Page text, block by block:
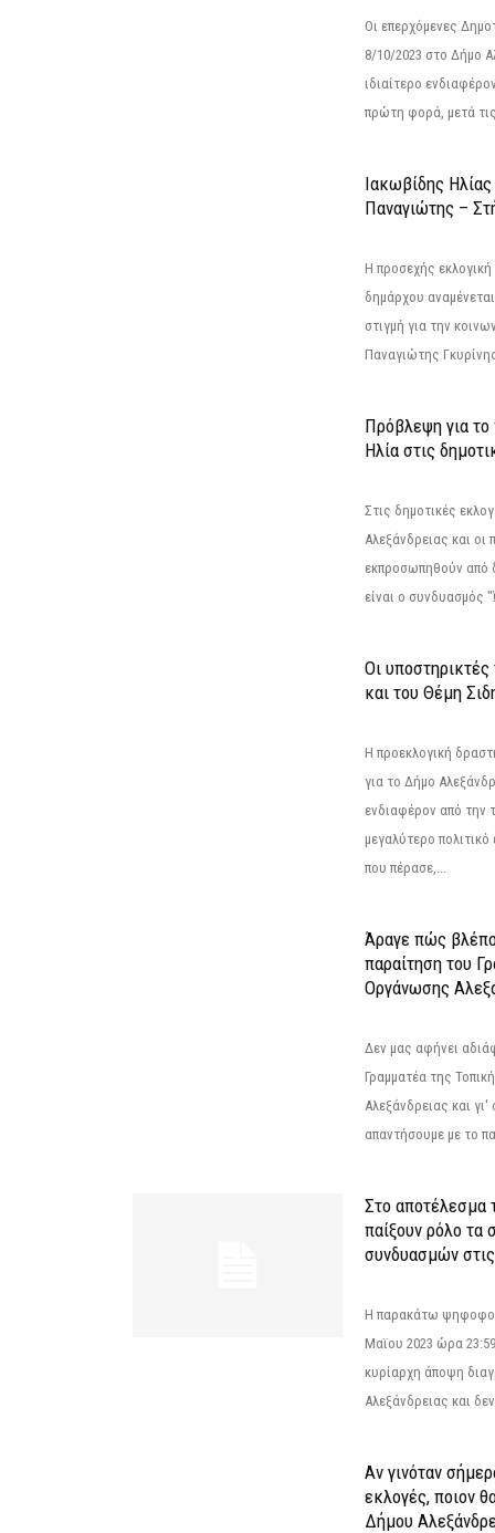
Οι επερχόμενες
8/10/2023 στο Δήμο
ιδιαίτερο
πρώτη φορά, μετά τις
Ιακωβίδης
Παναγιώτης –
Η προσεχής
δημάρχου
στιγμή για την
Παναγιώτης
Πρόβλεψη για
Ηλία στις
Στις δημοτικές
Αλεξάνδρειας και οι
εκπροσωπηθούν από
είναι ο συνδυασμός
Οι
και του Θέμη
Η προεκλογική
για το Δήμο
ενδιαφέρον από την
μεγαλύτερο
που πέρασε,...
Άραγε πώς
παραίτηση του
Οργάνωσης
Δεν μας αφήνει
Γραμματέα της
Αλεξάνδρειας και γι'
απαντήσουμε με το
Στο αποτέλεσμα
παίξουν ρόλο τα
συνδυασμών
Η παρακάτω
Μαϊου 2023 ώρα
κυρίαρχη άποψη
Αλεξάνδρειας και
Αν γινόταν
εκλογές, ποιον
Δήμου